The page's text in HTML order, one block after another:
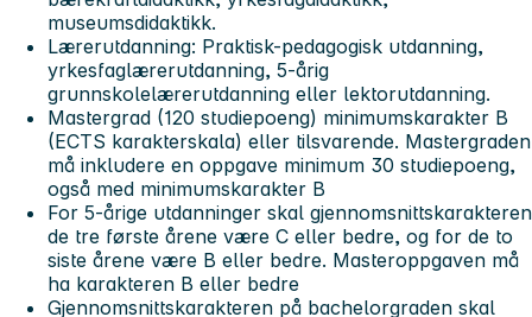
museumsdidaktikk.
Lærerutdanning: Praktisk-pedagogisk utdanning,
yrkesfaglærerutdanning, 5-årig
grunnskolelærerutdanning eller lektorutdanning.
Mastergrad (120 studiepoeng) minimumskarakter B
(ECTS karakterskala) eller tilsvarende. Mastergraden
må inkludere en oppgave minimum 30 studiepoeng,
også med minimumskarakter B
For 5-årige utdanninger skal gjennomsnittskarakteren
de tre første årene være C eller bedre, og for de to
siste årene være B eller bedre. Masteroppgaven må
ha karakteren B eller bedre
Gjennomsnittskarakteren på bachelorgraden skal